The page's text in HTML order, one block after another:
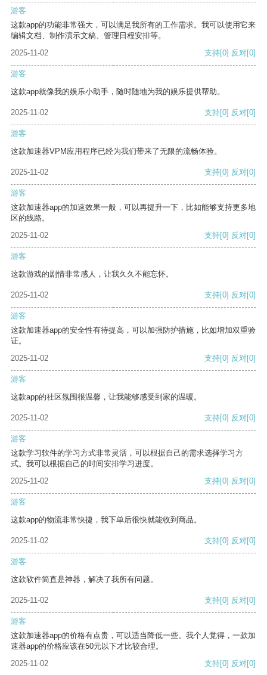
游客
这款app的功能非常强大，可以满足我所有的工作需求。我可以使用它来
编辑文档、制作演示文稿、管理日程安排等。
2025-11-02
支持[0] 反对[0]
游客
这款app就像我的娱乐小助手，随时随地为我的娱乐提供帮助。
2025-11-02 支持[0] 反对[0]
游客
这款加速器VPM应用程序已经为我们带来了无限的流畅体验。
2025-11-02 支持[0] 反对[0]
游客
这款加速器app的加速效果一般，可以再提升一下，比如能够支持更多地
区的线路。
2025-11-02
支持[0] 反对[0]
游客
这款游戏的剧情非常感人，让我久久不能忘怀。
2025-11-02 支持[0] 反对[0]
游客
这款加速器app的安全性有待提高，可以加强防护措施，比如增加双重验
证。
2025-11-02
支持[0] 反对[0]
游客
这款app的社区氛围很温馨，让我能够感受到家的温暖。
2025-11-02 支持[0] 反对[0]
游客
这款学习软件的学习方式非常灵活，可以根据自己的需求选择学习方
式。我可以根据自己的时间安排学习进度。
2025-11-02
支持[0] 反对[0]
游客
这款app的物流非常快捷，我下单后很快就能收到商品。
2025-11-02 支持[0] 反对[0]
游客
这款软件简直是神器，解决了我所有问题。
2025-11-02 支持[0] 反对[0]
游客
这款加速器app的价格有点贵，可以适当降低一些。我个人觉得，一款加
速器app的价格应该在50元以下才比较合理。
2025-11-02
支持[0] 反对[0]